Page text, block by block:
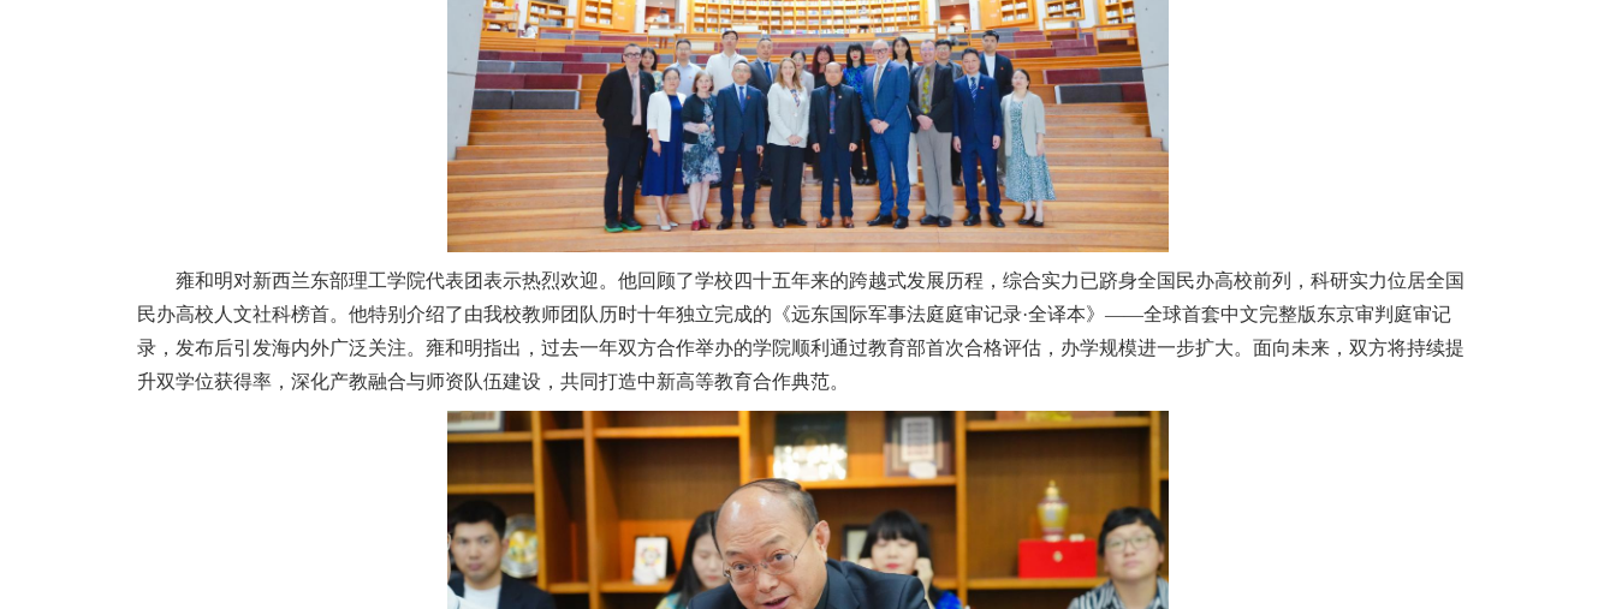
雍和明对新西兰东部理工学院代表团表示热烈欢迎。他回顾了学校四十五年来的跨越式发展历程，综合实力已跻身全国民办高校前列，科研实力位居全国
民办高校人文社科榜首。他特别介绍了由我校教师团队历时十年独立完成的《远东国际军事法庭庭审记录·全译本》——全球首套中文完整版东京审判庭审记
录，发布后引发海内外广泛关注。雍和明指出，过去一年双方合作举办的学院顺利通过教育部首次合格评估，办学规模进一步扩大。面向未来，双方将持续提
升双学位获得率，深化产教融合与师资队伍建设，共同打造中新高等教育合作典范。